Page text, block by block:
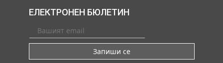
ЕЛЕКТРОНЕН БЮЛЕТИН
Запиши се